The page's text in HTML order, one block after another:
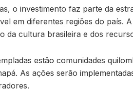
o investimento faz parte da
em diferentes regiões do país.
da cultura brasileira e dos
estão comunidades
As ações serão